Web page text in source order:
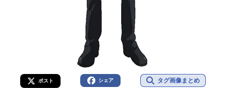
ポスト シェア タグ画像まとめ